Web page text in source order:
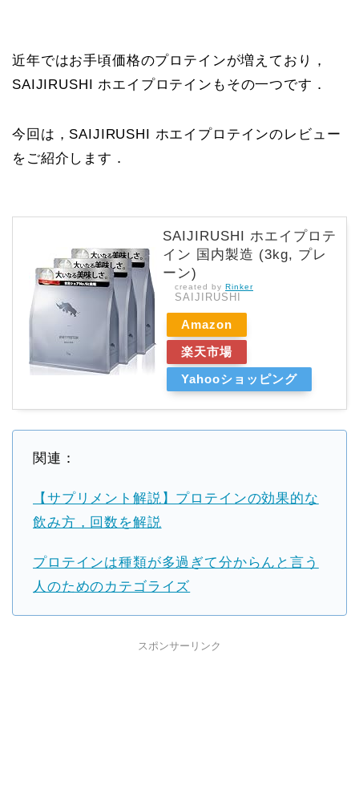
近年ではお手頃価格のプロテインが増えており，
SAIJIRUSHI ホエイプロテインもその一つです．
今回は，SAIJIRUSHI ホエイプロテインのレビュー
をご紹介します．
SAIJIRUSHI ホエイプロテ
イン 国内製造 (3kg, プレ
ーン)
created by Rinker
SAIJIRUSHI
Amazon
楽天市場
Yahooショッピング
関連：
【サプリメント解説】プロテインの効果的な
飲み方，回数を解説
プロテインは種類が多過ぎて分からんと言う
人のためのカテゴライズ
スポンサーリンク